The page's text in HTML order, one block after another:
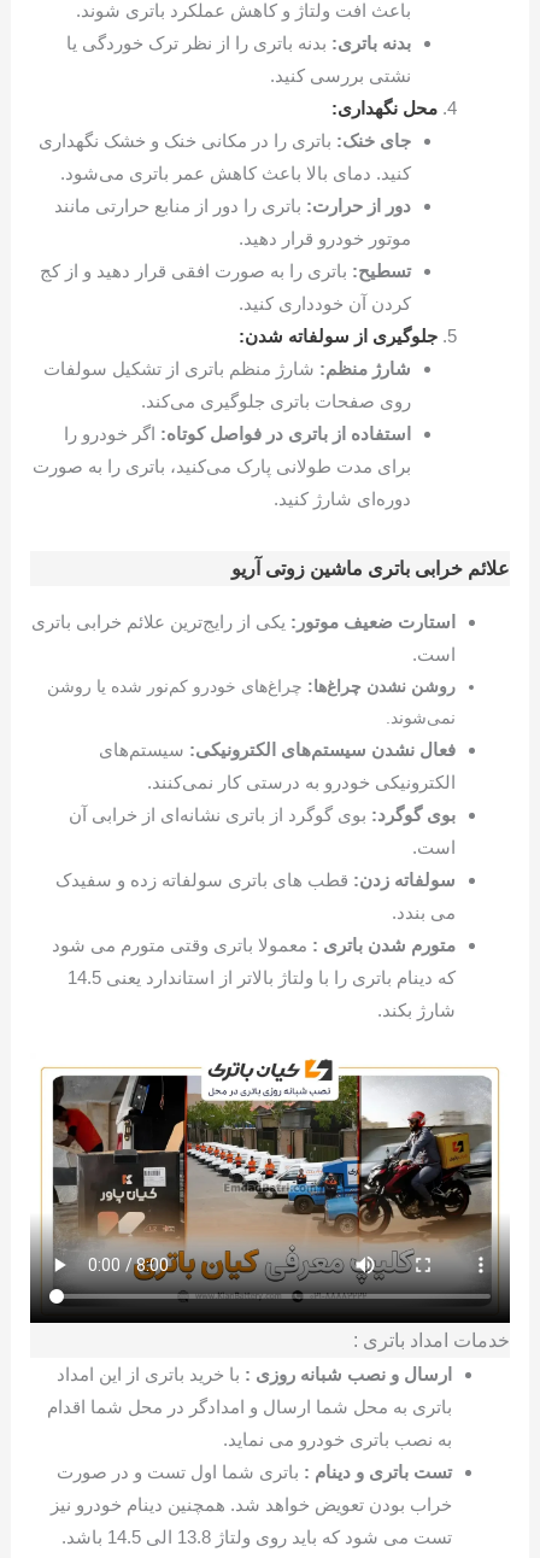
باعث افت ولتاژ و کاهش عملکرد باتری شوند.
بدنه باتری: بدنه باتری را از نظر ترک خوردگی یا
نشتی بررسی کنید.
محل نگهداری:
جای خنک: باتری را در مکانی خنک و خشک نگهداری
کنید. دمای بالا باعث کاهش عمر باتری می‌شود.
دور از حرارت: باتری را دور از منابع حرارتی مانند
موتور خودرو قرار دهید.
تسطیح: باتری را به صورت افقی قرار دهید و از کج
کردن آن خودداری کنید.
جلوگیری از سولفاته شدن:
شارژ منظم: شارژ منظم باتری از تشکیل سولفات
روی صفحات باتری جلوگیری می‌کند.
استفاده از باتری در فواصل کوتاه: اگر خودرو را
برای مدت طولانی پارک می‌کنید، باتری را به صورت
دوره‌ای شارژ کنید.
علائم خرابی باتری ماشین زوتی آریو
استارت ضعیف موتور: یکی از رایج‌ترین علائم خرابی باتری
است.
روشن نشدن چراغ‌ها: چراغ‌های خودرو کم‌نور شده یا روشن
نمی‌شوند.
فعال نشدن سیستم‌های الکترونیکی: سیستم‌های
الکترونیکی خودرو به درستی کار نمی‌کنند.
بوی گوگرد: بوی گوگرد از باتری نشانه‌ای از خرابی آن
است.
سولفاته زدن: قطب های باتری سولفاته زده و سفیدک
می بندد.
متورم شدن باتری : معمولا باتری وقتی متورم می شود
که دینام باتری را با ولتاژ بالاتر از استاندارد یعنی 14.5
شارژ بکند.
خدمات امداد باتری :
ارسال و نصب شبانه روزی : با خرید باتری از این امداد
باتری به محل شما ارسال و امدادگر در محل شما اقدام
به نصب باتری خودرو می نماید.
تست باتری و دینام : باتری شما اول تست و در صورت
خراب بودن تعویض خواهد شد. همچنین دینام خودرو نیز
تست می شود که باید روی ولتاژ 13.8 الی 14.5 باشد.